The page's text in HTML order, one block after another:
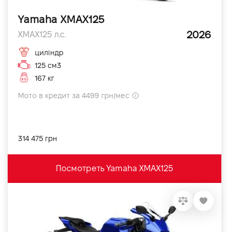
Yamaha XMAX125
XMAX125 л.с. 2026
циліндр
125 см3
167 кг
Мото в кредит за 4499 грн/мес
314 475 грн
Посмотреть Yamaha XMAX125